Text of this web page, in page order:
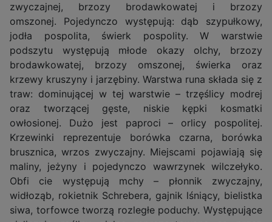
zwyczajnej, brzozy brodawkowatej i brzozy
omszonej. Pojedynczo występują: dąb szypułkowy,
jodła pospolita, świerk pospolity. W warstwie
podszytu występują młode okazy olchy, brzozy
brodawkowatej, brzozy omszonej, świerka oraz
krzewy kruszyny i jarzębiny. Warstwa runa składa się z
traw: dominującej w tej warstwie – trzęślicy modrej
oraz tworzącej gęste, niskie kępki kosmatki
owłosionej. Dużo jest paproci – orlicy pospolitej.
Krzewinki reprezentuje borówka czarna, borówka
brusznica, wrzos zwyczajny. Miejscami pojawiają się
maliny, jeżyny i pojedynczo wawrzynek wilczełyko.
Obfi cie występują mchy – płonnik zwyczajny,
widłoząb, rokietnik Schrebera, gajnik lśniący, bielistka
siwa, torfowce tworzą rozległe poduchy. Występujące